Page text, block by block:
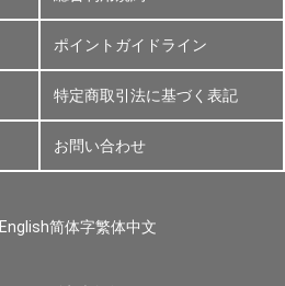
ポイントガイドライン
特定商取引法に基づく表記
お問い合わせ
English简体字繁体中文